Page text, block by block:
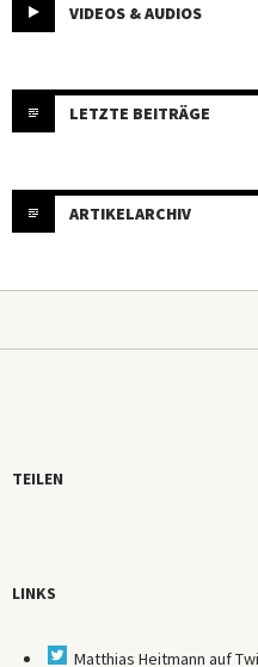
VIDEOS & AUDIOS
LETZTE BEITRÄGE
ARTIKELARCHIV
TEILEN
LINKS
Matthias Heitmann auf